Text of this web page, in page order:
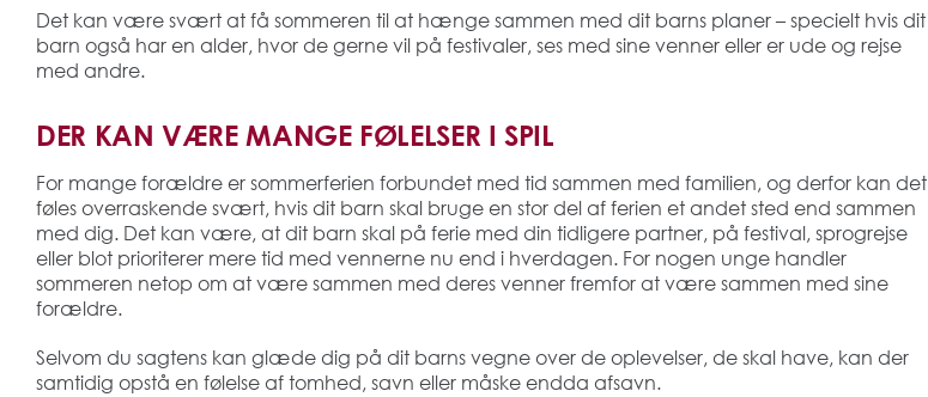
Det kan være svært at få sommeren til at hænge sammen med dit barns planer – specielt hvis dit
barn også har en alder, hvor de gerne vil på festivaler, ses med sine venner eller er ude og rejse
med andre.
DER KAN VÆRE MANGE FØLELSER I SPIL
For mange forældre er sommerferien forbundet med tid sammen med familien, og derfor kan det
føles overraskende svært, hvis dit barn skal bruge en stor del af ferien et andet sted end sammen
med dig. Det kan være, at dit barn skal på ferie med din tidligere partner, på festival, sprogrejse
eller blot prioriterer mere tid med vennerne nu end i hverdagen. For nogen unge handler
sommeren netop om at være sammen med deres venner fremfor at være sammen med sine
forældre.
Selvom du sagtens kan glæde dig på dit barns vegne over de oplevelser, de skal have, kan der
samtidig opstå en følelse af tomhed, savn eller måske endda afsavn.